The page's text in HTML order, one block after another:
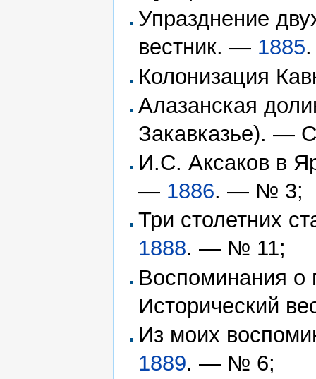
Упразднение
вестник. — 1885
Колонизация
Алазанская
Закавказье). —
И.С. Аксаков в
— 1886. — № 3;
Три столетних
1888. — № 11;
Воспоминания
Исторический
Из моих
1889. — № 6;